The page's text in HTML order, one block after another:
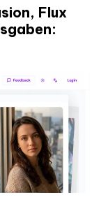
Flux